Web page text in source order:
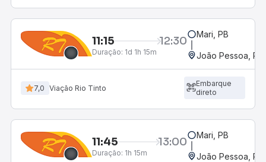
11:15 12:30
Duração: 1d 1h 15m
Mari, PB
João Pessoa,
7,0 Viação Rio Tinto
Embarque
direto
11:45 13:00
Duração: 1h 15m
Mari, PB
João Pessoa,